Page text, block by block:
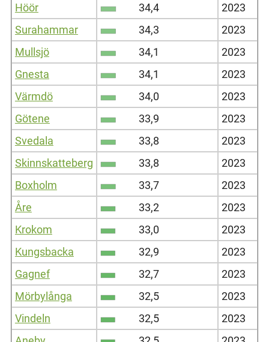
Höör
34,4
2023
Surahammar
34,3
2023
Mullsjö
34,1
2023
Gnesta
34,1
2023
Värmdö
34,0
2023
Götene
33,9
2023
Svedala
33,8
2023
Skinnskatteberg
33,8
2023
Boxholm
33,7
2023
Åre
33,2
2023
Krokom
33,0
2023
Kungsbacka
32,9
2023
Gagnef
32,7
2023
Mörbylånga
32,5
2023
Vindeln
32,5
2023